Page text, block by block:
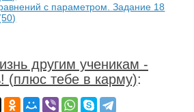
с параметром. Задание 18
другим ученикам -
(плюс тебе в карму):